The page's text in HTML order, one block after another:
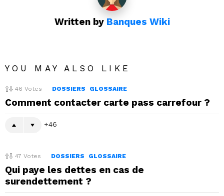
Written by Banques Wiki
YOU MAY ALSO LIKE
46 Votes DOSSIERS GLOSSAIRE
Comment contacter carte pass carrefour ?
46
47 Votes DOSSIERS GLOSSAIRE
Qui paye les dettes en cas de
surendettement ?